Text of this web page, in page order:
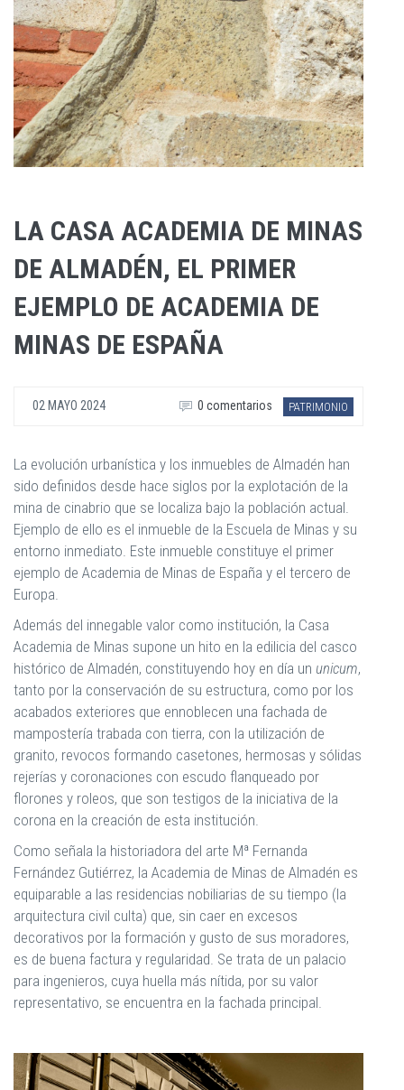
LA CASA ACADEMIA DE MINAS
DE ALMADÉN, EL PRIMER
EJEMPLO DE ACADEMIA DE
MINAS DE ESPAÑA
02 MAYO 2024 PATRIMONIO
0 comentarios
La evolución urbanística y los inmuebles de Almadén han
sido definidos desde hace siglos por la explotación de la
mina de cinabrio que se localiza bajo la población actual.
Ejemplo de ello es el inmueble de la Escuela de Minas y su
entorno inmediato. Este inmueble constituye el primer
ejemplo de Academia de Minas de España y el tercero de
Europa.
Además del innegable valor como institución, la Casa
Academia de Minas supone un hito en la edilicia del casco
histórico de Almadén, constituyendo hoy en día un unicum,
tanto por la conservación de su estructura, como por los
acabados exteriores que ennoblecen una fachada de
mampostería trabada con tierra, con la utilización de
granito, revocos formando casetones, hermosas y sólidas
rejerías y coronaciones con escudo flanqueado por
florones y roleos, que son testigos de la iniciativa de la
corona en la creación de esta institución.
Como señala la historiadora del arte Mª Fernanda
Fernández Gutiérrez, la Academia de Minas de Almadén es
equiparable a las residencias nobiliarias de su tiempo (la
arquitectura civil culta) que, sin caer en excesos
decorativos por la formación y gusto de sus moradores,
es de buena factura y regularidad. Se trata de un palacio
para ingenieros, cuya huella más nítida, por su valor
representativo, se encuentra en la fachada principal.